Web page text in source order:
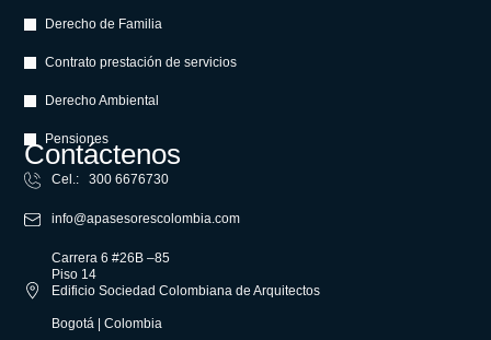
Derecho de Familia
Contrato prestación de servicios
Derecho Ambiental
Pensiones
Contáctenos
Cel.: 300 6676730
info@apasesorescolombia.com
Carrera 6 #26B –85
Piso 14
Edificio Sociedad Colombiana de Arquitectos
Bogotá | Colombia